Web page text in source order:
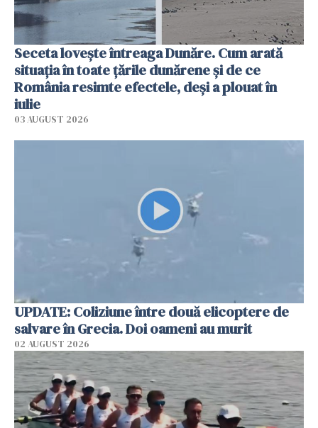
Seceta lovește întreaga Dunăre. Cum arată
situația în toate țările dunărene și de ce
România resimte efectele, deși a plouat în
iulie
03 AUGUST 2026
UPDATE: Coliziune între două elicoptere de
salvare în Grecia. Doi oameni au murit
02 AUGUST 2026